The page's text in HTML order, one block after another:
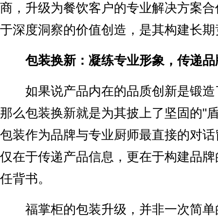
商，升级为餐饮客户的专业解决方案
于深度洞察的价值创造，是其构建长
包装换新：凝练专业形象，传递
如果说产品内在的品质创新是锻造
那么包装换新就是为其披上了坚固的"
包装作为品牌与专业厨师最直接的对
仅在于传递产品信息，更在于构建品
任背书。
福掌柜的包装升级，并非一次简单